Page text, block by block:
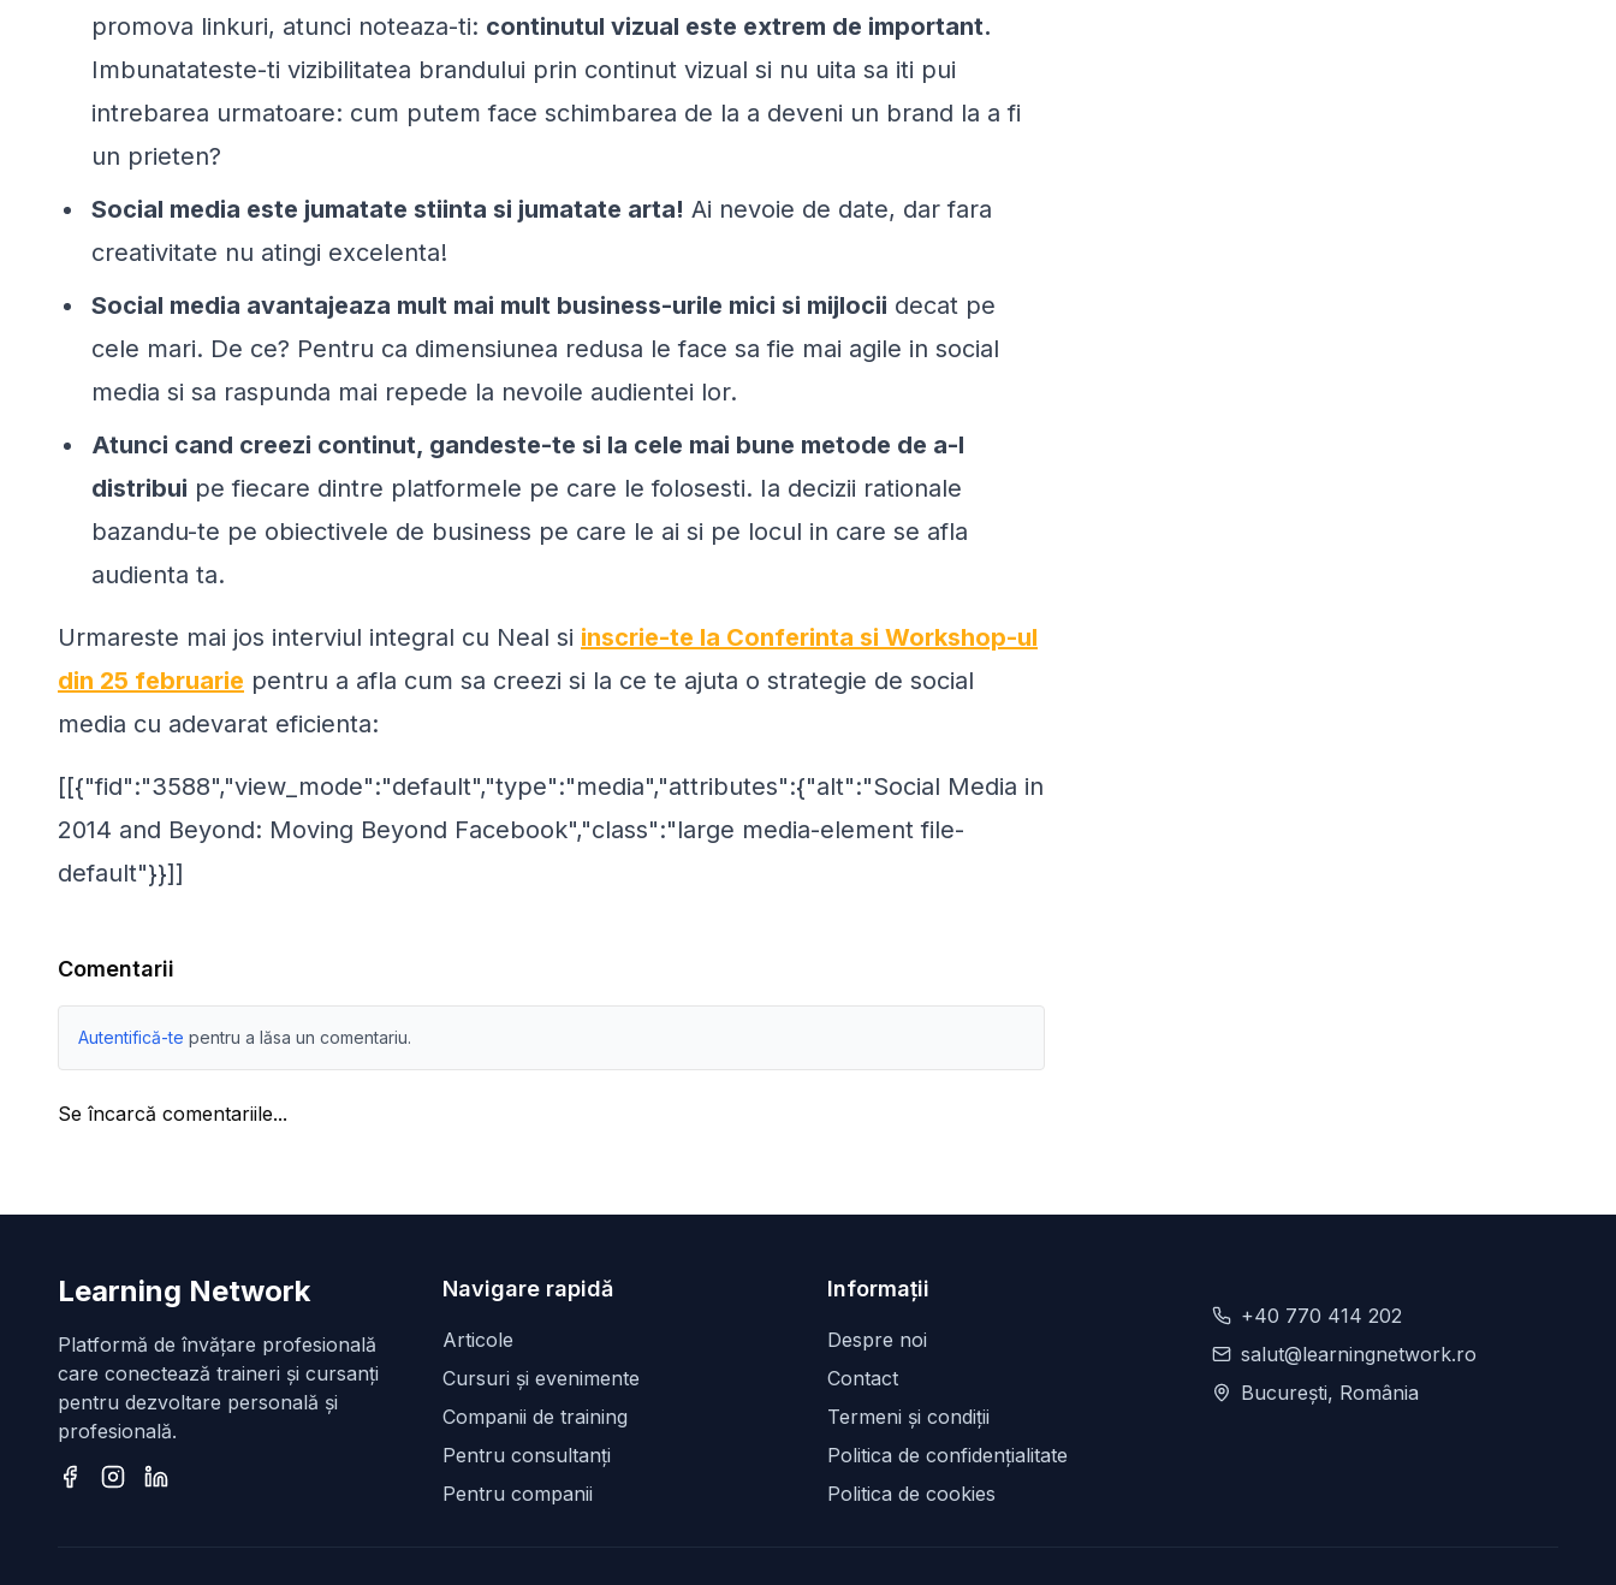
promova linkuri, atunci noteaza-ti: continutul vizual este extrem de important.
Imbunatateste-ti vizibilitatea brandului prin continut vizual si nu uita sa iti pui
intrebarea urmatoare: cum putem face schimbarea de la a deveni un brand la a fi
un prieten?
Social media este jumatate stiinta si jumatate arta! Ai nevoie de date, dar fara
creativitate nu atingi excelenta!
Social media avantajeaza mult mai mult business-urile mici si mijlocii decat pe
cele mari. De ce? Pentru ca dimensiunea redusa le face sa fie mai agile in social
media si sa raspunda mai repede la nevoile audientei lor.
Atunci cand creezi continut, gandeste-te si la cele mai bune metode de a-l
distribui pe fiecare dintre platformele pe care le folosesti. Ia decizii rationale
bazandu-te pe obiectivele de business pe care le ai si pe locul in care se afla
audienta ta.
Urmareste mai jos interviul integral cu Neal si inscrie-te la Conferinta si Workshop-ul
din 25 februarie pentru a afla cum sa creezi si la ce te ajuta o strategie de social
media cu adevarat eficienta:
[[{"fid":"3588","view_mode":"default","type":"media","attributes":{"alt":"Social Media in
2014 and Beyond: Moving Beyond Facebook","class":"large media-element file-
default"}}]]
Comentarii
Autentifică-te pentru a lăsa un comentariu.
Se încarcă comentariile...
Learning Network
Platformă de învățare profesională
care conectează traineri și cursanți
pentru dezvoltare personală și
profesională.
Navigare rapidă
Articole
Cursuri și evenimente
Companii de training
Pentru consultanți
Pentru companii
Informații
Despre noi
Contact
Termeni și condiții
Politica de confidențialitate
Politica de cookies
+40 770 414 202
salut@learningnetwork.ro
București, România